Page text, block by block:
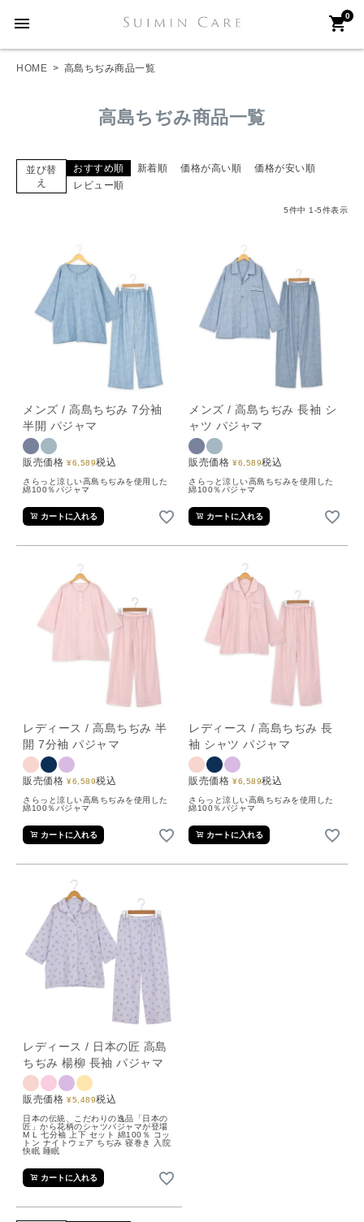
menu 0
shopping_cart
HOME 高島ちぢみ商品一覧
高島ちぢみ商品一覧
並び替
え
おすすめ順 新着順 価格が高い順
価格が安い順
レビュー順
5件中 1 -5件表示
メンズ / 高島ちぢみ 7分袖
半開 パジャマ
販売価格 ¥6,589税込
さらっと涼しい高島ちぢみを使用した
綿100％パジャマ
カートに入れる
メンズ / 高島ちぢみ 長袖 シ
ャツ パジャマ
販売価格 ¥6,589税込
さらっと涼しい高島ちぢみを使用した
綿100％パジャマ
カートに入れる
レディース / 高島ちぢみ 半
開 7分袖 パジャマ
販売価格 ¥6,589税込
さらっと涼しい高島ちぢみを使用した
綿100％パジャマ
カートに入れる
レディース / 高島ちぢみ 長
袖 シャツ パジャマ
販売価格 ¥6,589税込
さらっと涼しい高島ちぢみを使用した
綿100％パジャマ
カートに入れる
レディース / 日本の匠 高島
ちぢみ 楊柳 長袖 パジャマ
販売価格 ¥5,489税込
日本の伝統、こだわりの逸品「日本の
匠」から花柄のシャツパジャマが登場
M L 七分袖 上下 セット 綿100％ コッ
トン ナイトウェア ちぢみ 寝巻き 入院
快眠 睡眠
カートに入れる